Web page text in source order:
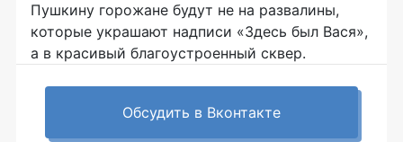
Пушкину горожане будут не на развалины,
которые украшают надписи «Здесь был Вася»,
а в красивый благоустроенный сквер.
Обсудить в Вконтакте